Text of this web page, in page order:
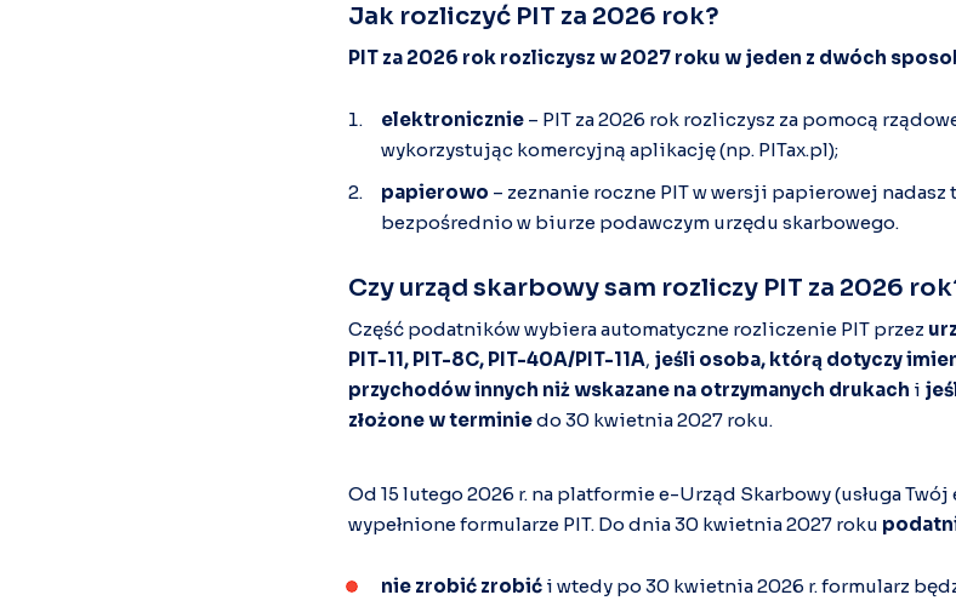
Jak rozliczyć PIT za 2026 rok?
PIT za 2026 rok rozliczysz w 2027 roku w jeden z dwóch
elektronicznie – PIT za 2026 rok rozliczysz za pomocą
wykorzystując komercyjną aplikację (np. PITax.pl);
papierowo – zeznanie roczne PIT w wersji papierowej nadasz
bezpośrednio w biurze podawczym urzędu skarbowego.
Czy urząd skarbowy sam rozliczy PIT za 2026
Część podatników wybiera automatyczne rozliczenie PIT przez
PIT-11, PIT-8C, PIT-40A/PIT-11A, jeśli osoba, którą dotyczy
przychodów innych niż wskazane na otrzymanych drukach i
złożone w terminiedo 30 kwietnia 2027 roku.
Od 15 lutego 2026 r. na platformie e-Urząd Skarbowy (usługa
wypełnione formularze PIT. Do dnia 30 kwietnia 2027 roku
nie zrobić zrobić i wtedy po 30 kwietnia 2026 r. formularz